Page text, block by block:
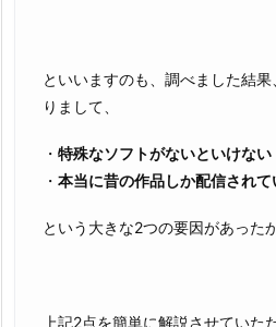
といいますのも、調べました結
りまして、
・ 特殊なソフトがないといけない
・ 本当に昔の作品しか配信されて
という大きな2つの要因があった
上記2点を簡単に解説させていた